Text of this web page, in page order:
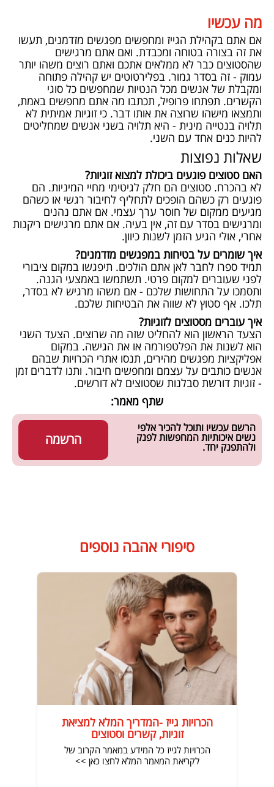
מה עכשיו
אם אתם בקהילת הגייז ומחפשים מפגשים מזדמנים, תעשו
את זה בצורה בטוחה ומכבדת. ואם אתם מרגישים
שהסטוצים כבר לא ממלאים אתכם ואתם רוצים משהו יותר
עמוק - זה בסדר גמור. בפלירטוטים יש קהילה פתוחה
ומקבלת של אנשים מכל הנטיות שמחפשים כל סוגי
הקשרים. תפתחו פרופיל, תכתבו מה אתם מחפשים באמת,
ותמצאו מישהו שרוצה את אותו דבר. כי זוגיות אמיתית לא
תלויה בנטייה מינית - היא תלויה בשני אנשים שמחליטים
להיות כנים אחד עם השני.
שאלות נפוצות
האם סטוצים פוגעים ביכולת למצוא זוגיות?
לא בהכרח. סטוצים הם חלק לגיטימי מחיי המיניות. הם
פוגעים רק כשהם הופכים לתחליף לחיבור רגשי או כשהם
מגיעים ממקום של חוסר ערך עצמי. אם אתם נהנים
ומרגישים בסדר עם זה, אין בעיה. אם אתם מרגישים ריקנות
אחרי, אולי הגיע הזמן לשנות כיוון.
איך שומרים על בטיחות במפגשים מזדמנים?
תמיד ספרו לחבר לאן אתם הולכים. תיפגשו במקום ציבורי
לפני שעוברים למקום פרטי. תשתמשו באמצעי הגנה.
ותסמכו על התחושות שלכם - אם משהו מרגיש לא בסדר,
תלכו. אף סטוץ לא שווה את הבטיחות שלכם.
איך עוברים מסטוצים לזוגיות?
הצעד הראשון הוא להחליט שזה מה שרוצים. הצעד השני
הוא לשנות את הפלטפורמה או את הגישה. במקום
אפליקציות מפגשים מהירים, תנסו אתרי הכרויות שבהם
אנשים כותבים על עצמם ומחפשים חיבור. ותנו לדברים זמן
- זוגיות דורשת סבלנות שסטוצים לא דורשים.
שתף מאמר:
הרשמה
הרשם עכשיו ותוכל להכיר אלפי
נשים איכותיות המחפשות לפנק
ולהתפנק יחד.
סיפורי אהבה נוספים
הכרויות גייז -המדריך המלא למציאת
זוגיות, קשרים וסטוצים
הכרויות לגייז כל המידע במאמר הקרוב של
לקריאת המאמר המלא לחצו כאן >>